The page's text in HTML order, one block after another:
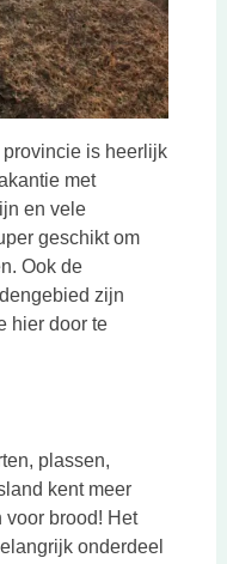
is heerlijk
met
en vele
geschikt om
Ook de
zijn
hier door te
plassen,
kent meer
voor brood! Het
onderdeel